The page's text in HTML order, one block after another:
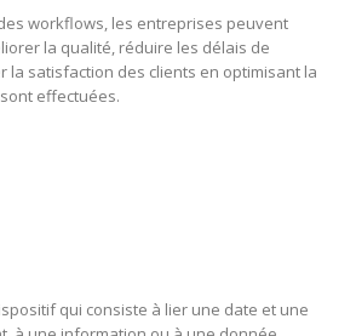
workflows, les entreprises peuvent
la qualité, réduire les délais de
la satisfaction des clients en optimisant la
effectuées.
qui consiste à lier une date et une